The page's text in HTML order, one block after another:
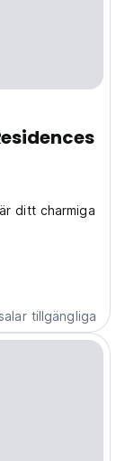
ditt charmiga
tillgängliga